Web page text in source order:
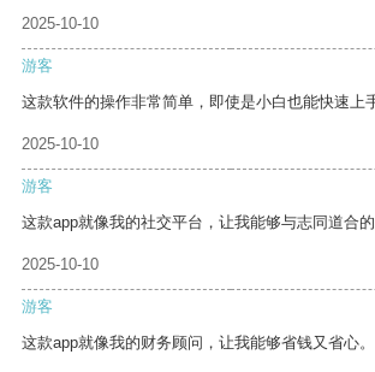
2025-10-10
游客
这款软件的操作非常简单，即使是小白也能快速上
2025-10-10
游客
这款app就像我的社交平台，让我能够与志同道合的
2025-10-10
游客
这款app就像我的财务顾问，让我能够省钱又省心。